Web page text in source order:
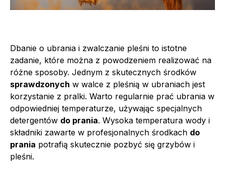
Dbanie o ubrania i zwalczanie pleśni to istotne
zadanie, które można z powodzeniem realizować na
różne sposoby. Jednym z skutecznych środków
sprawdzonych w walce z pleśnią w ubraniach jest
korzystanie z pralki. Warto regularnie prać ubrania w
odpowiedniej temperaturze, używając specjalnych
detergentów do prania. Wysoka temperatura wody i
składniki zawarte w profesjonalnych środkach do
prania potrafią skutecznie pozbyć się grzybów i
pleśni.